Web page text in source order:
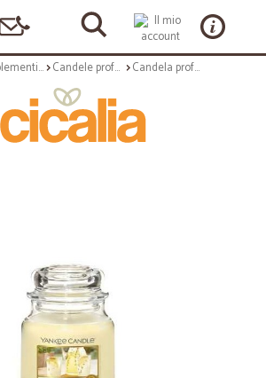
Complementi arredo Candele profumate Candela profumata medium in vetro con tappo - frag. homemade herb lemonade